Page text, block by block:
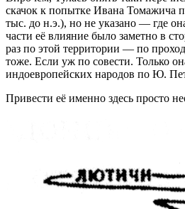
скачок к попытке Ивана Томажича
тыс. до н.э.), но не указано — где
части её влияние было заметно в
раз по этой территории — по
тоже. Если уж по совести. Только
индоевропейских народов по Ю.
Привести её именно здесь просто